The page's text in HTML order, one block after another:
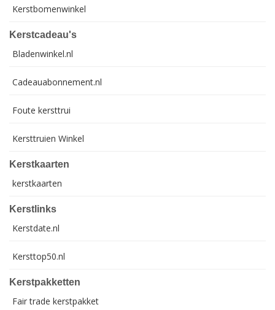
Kerstbomenwinkel
Kerstcadeau's
Bladenwinkel.nl
Cadeauabonnement.nl
Foute kersttrui
Kersttruien Winkel
Kerstkaarten
kerstkaarten
Kerstlinks
Kerstdate.nl
Kersttop50.nl
Kerstpakketten
Fair trade kerstpakket